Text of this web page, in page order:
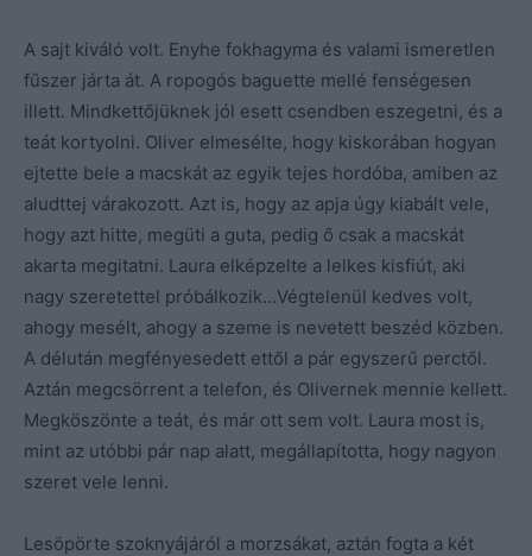
A sajt kiváló volt. Enyhe fokhagyma és valami ismeretlen
fűszer járta át. A ropogós baguette mellé fenségesen
illett. Mindkettőjüknek jól esett csendben eszegetni, és a
teát kortyolni. Oliver elmesélte, hogy kiskorában hogyan
ejtette bele a macskát az egyik tejes hordóba, amiben az
aludttej várakozott. Azt is, hogy az apja úgy kiabált vele,
hogy azt hitte, megüti a guta, pedig ő csak a macskát
akarta megitatni. Laura elképzelte a lelkes kisfiút, aki
nagy szeretettel próbálkozik…Végtelenül kedves volt,
ahogy mesélt, ahogy a szeme is nevetett beszéd közben.
A délután megfényesedett ettől a pár egyszerű perctől.
Aztán megcsörrent a telefon, és Olivernek mennie kellett.
Megköszönte a teát, és már ott sem volt. Laura most is,
mint az utóbbi pár nap alatt, megállapította, hogy nagyon
szeret vele lenni.
Lesöpörte szoknyájáról a morzsákat, aztán fogta a két